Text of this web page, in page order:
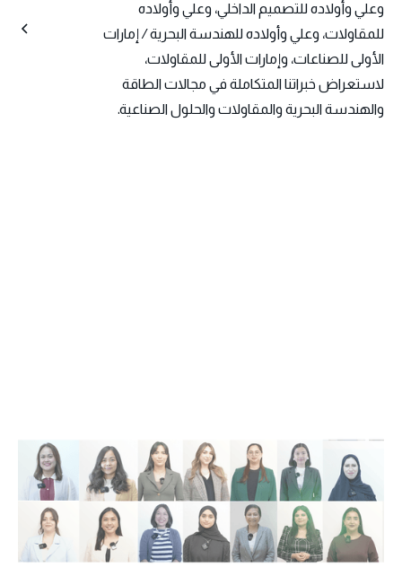
وعلي وأولاده للتصميم الداخلي، وعلي وأولاده
للمقاولات، وعلي وأولاده للهندسة البحرية / إمارات
الأولى للصناعات، وإمارات الأولى للمقاولات،
لاستعراض خبراتنا المتكاملة في مجالات الطاقة
والهندسة البحرية والمقاولات والحلول الصناعية.